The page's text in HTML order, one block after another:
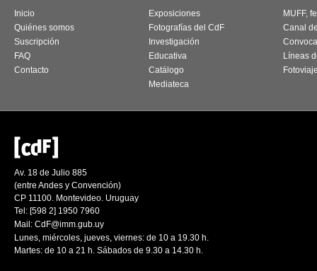
Inicio
Quiénes somos
Suscripción
FAQ
Contacto
Exposiciones
Fotografías del CdF
Investigación
Educativa
Catálogo
Mediateca
MUFF,
Canal
Líneas
Av. 18 de Julio 885
(entre Andes y Convención)
CP 11100. Montevideo. Uruguay
Tel: [598 2] 1950 7960
Mail: CdF@imm.gub.uy
Lunes, miércoles, jueves, viernes: de 10 a 19.30 h.
Martes: de 10 a 21 h. Sábados de 9.30 a 14.30 h.